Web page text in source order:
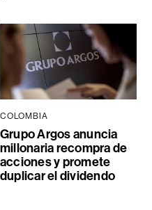
COLOMBIA
Grupo Argos anuncia
millonaria recompra de
acciones y promete
duplicar el dividendo